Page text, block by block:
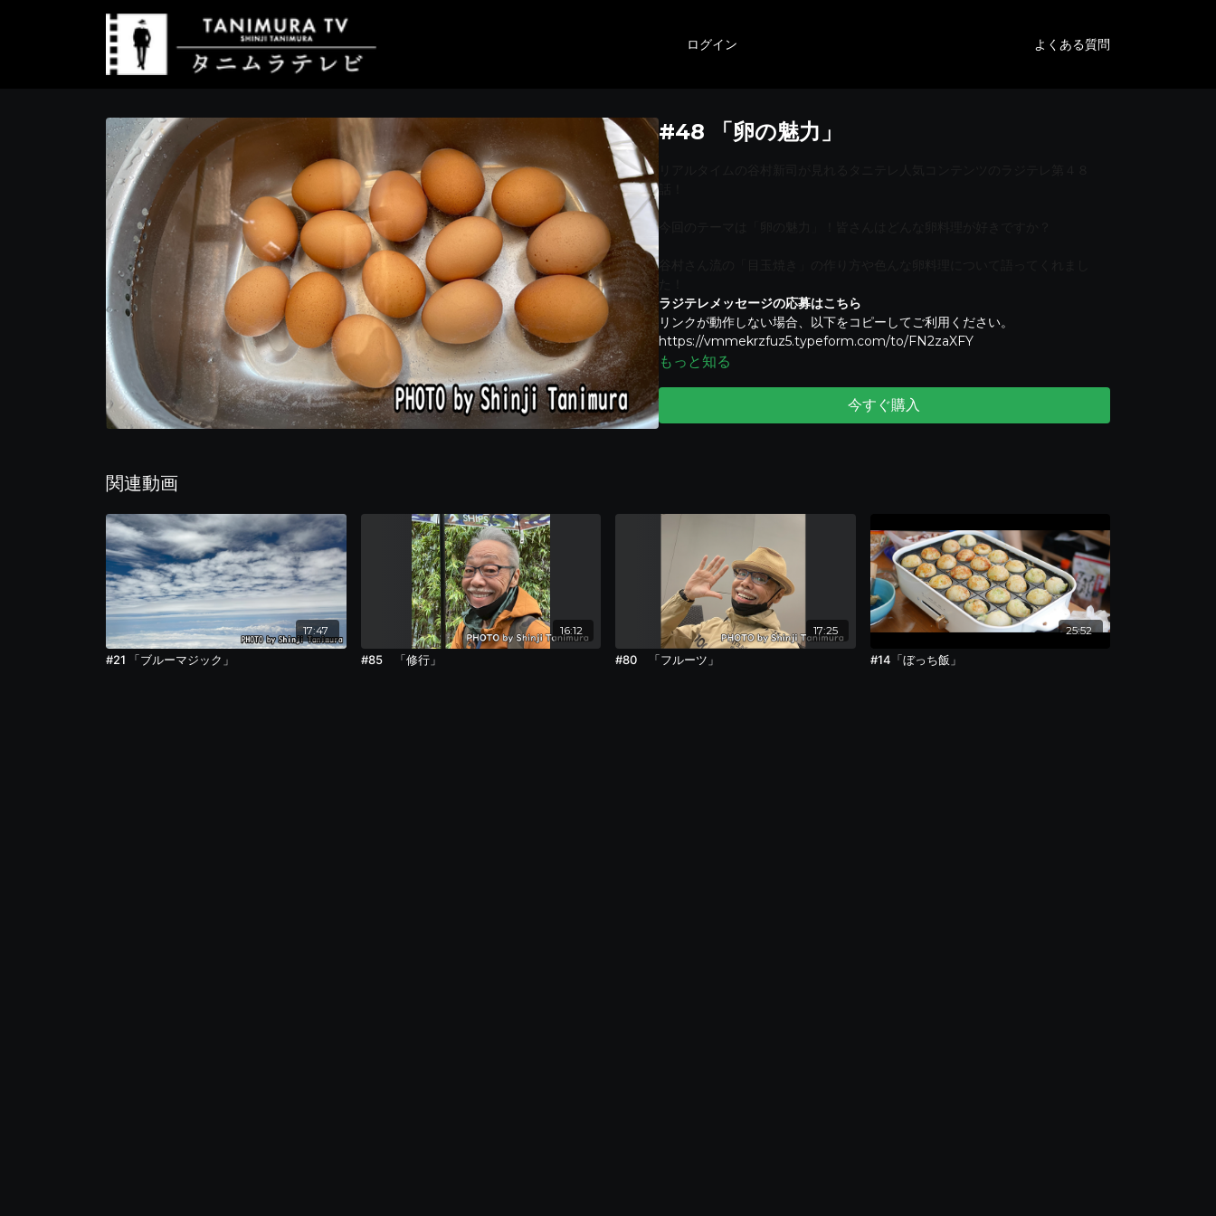
ログイン よくある質問
#48 「卵の魅力」
話！
今回のテーマは「卵の魅力」！皆さんはどんな卵料理が好きですか？
谷村さん流の「目玉焼き」の作り方や色んな卵料理について語ってくれまし
ラジテレメッセージの応募はこちら
リンクが動作しない場合、以下をコピーしてご利用ください。
https://vmmekrzfuz5.typeform.com/to/FN2zaXFY
もっと知る
今すぐ購入
関連動画
17:47
#21 「ブルーマジック」
16:12
#85 「修行」
17:25
#80 「フルーツ」
25:52
#14「ぼっち飯」